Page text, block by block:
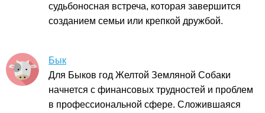
судьбоносная встреча, которая завершится
созданием семьи или крепкой дружбой.
Бык
Для Быков год Желтой Земляной Собаки
начнется с финансовых трудностей и проблем
в профессиональной сфере. Сложившаяся